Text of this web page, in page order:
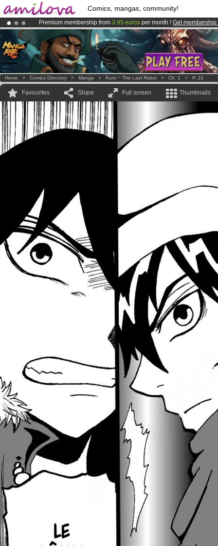
Comics, mangas, community!
Premium membership from 3.95 euros per month ! Get membership
Already 100000membersand 1000comics & mangas!.
AmilovaKickstarter is now LIVE!.
Home > Comics Directory > Manga > Kuro ~ The Last Rebel > Ch. 1 > P. 21
Favourites Share Full screen Thumbnails